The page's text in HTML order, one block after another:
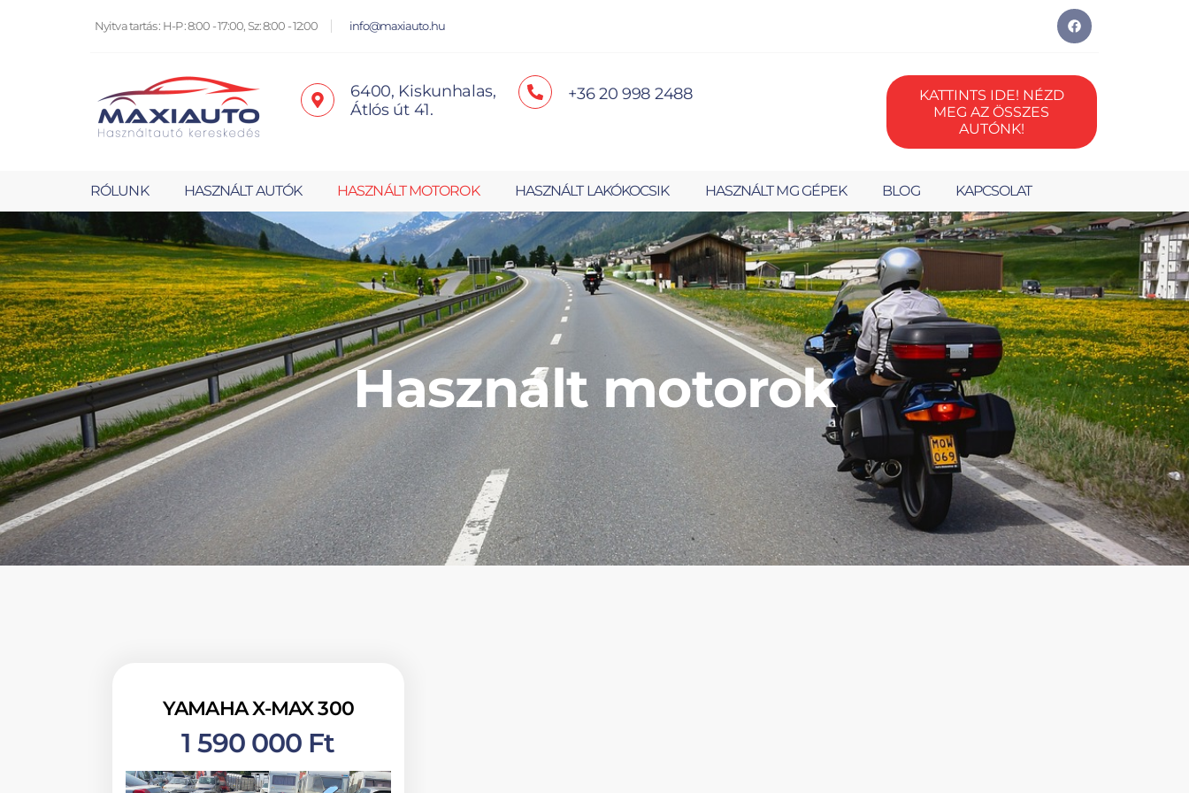
Nyitva tartás : H-P : 8:00 - 17:00, Sz: 8:00 - 12:00 info@maxiauto.hu
6400, Kiskunhalas,
Átlós út 41.
+36 20 998 2488
KATTINTS IDE! NÉZD
MEG AZ ÖSSZES
AUTÓNK!
RÓLUNK HASZNÁLT AUTÓK HASZNÁLT MOTOROK HASZNÁLT LAKÓKOCSIK HASZNÁLT MG GÉPEK BLOG KAPCSOLAT
Használt motorok
YAMAHA X-MAX 300
1 590 000 Ft